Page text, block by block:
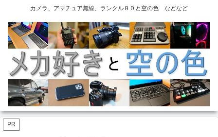
カメラ、アマチュア無線、ランクル８０と空の色 などなど
PR